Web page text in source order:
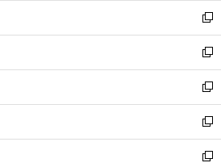
で
開
く
ド
ウ
で
開
く
ィ
ン
ド
ウ
で
開
く
し
い
ウ
ィ
ン
ド
ウ
で
開
く
新
し
い
ウ
ィ
ン
ド
ウ
で
新
し
い
ウ
ィ
ン
ド
新
し
い
ウ
ィ
新
し
い
新